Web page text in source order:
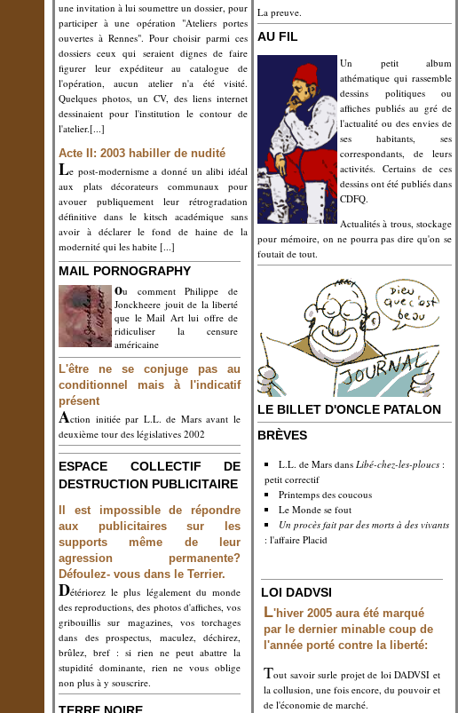
une invitation à lui soumettre un dossier, pour
participer à une opération "Ateliers portes
ouvertes à Rennes". Pour choisir parmi ces
dossiers ceux qui seraient dignes de faire
figurer leur expéditeur au catalogue de
l'opération, aucun atelier n'a été visité.
Quelques photos, un CV, des liens internet
dessinaient pour l'institution le contour de
l'atelier.[...]
Acte II: 2003 habiller de nudité
Le post-modernisme a donné un alibi idéal
aux plats décorateurs communaux pour
avouer publiquement leur rétrogradation
définitive dans le kitsch académique sans
avoir à déclarer le fond de haine de la
modernité qui les habite [...]
MAIL PORNOGRAPHY
ou comment Philippe de
Jonckheere jouit de la liberté
que le Mail Art lui offre de
ridiculiser la censure
américaine
L'être ne se conjuge pas au
conditionnel mais à l'indicatif
présent
Action initiée par L.L. de Mars avant le
deuxième tour des législatives 2002
ESPACE COLLECTIF DE
DESTRUCTION PUBLICITAIRE
Il est impossible de répondre
aux publicitaires sur les
supports même de leur
agression permanente?
Défoulez- vous dans le Terrier.
Détériorez le plus légalement du monde
des reproductions, des photos d'affiches, vos
gribouillis sur magazines, vos torchages
dans des prospectus, maculez, déchirez,
brûlez, bref : si rien ne peut abattre la
stupidité dominante, rien ne vous oblige
non plus à y souscrire.
La preuve.
AU FIL
Un petit album
athématique qui rassemble
dessins politiques ou
affiches publiés au gré de
l'actualité ou des envies de
ses habitants, ses
correspondants, de leurs
activités. Certains de ces
dessins ont été publiés dans
CDFQ.
Actualités à trous, stockage
pour mémoire, on ne pourra pas dire qu'on se
foutait de tout.
LE BILLET D'ONCLE PATALON
BRÈVES
L.L. de Mars dans Libé-chez-les-ploucs :
petit correctif
Printemps des coucous
Le Monde se fout
Un procès fait par des morts à des vivants
: l'affaire Placid
LOI DADVSI
L'hiver 2005 aura été marqué
par le dernier minable coup de
l'année porté contre la liberté:
Tout savoir surle projet de loi DADVSI et
la collusion, une fois encore, du pouvoir et
de l'économie de marché.